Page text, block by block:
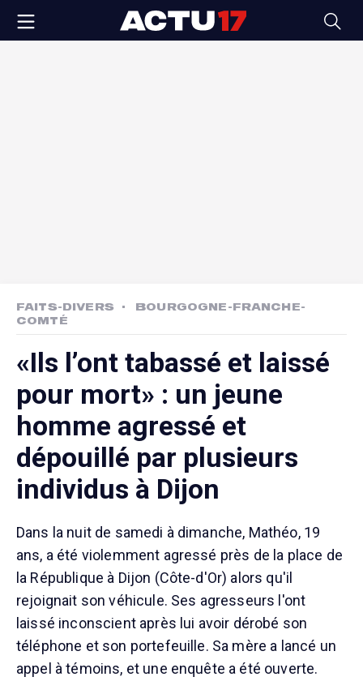
FAITS-DIVERS
BOURGOGNE-FRANCHE-
COMTÉ
«Ils l’ont tabassé et laissé
pour mort» : un jeune
homme agressé et
dépouillé par plusieurs
individus à Dijon
Dans la nuit de samedi à dimanche, Mathéo, 19
ans, a été violemment agressé près de la place de
la République à Dijon (Côte-d'Or) alors qu'il
rejoignait son véhicule. Ses agresseurs l'ont
laissé inconscient après lui avoir dérobé son
téléphone et son portefeuille. Sa mère a lancé un
appel à témoins, et une enquête a été ouverte.